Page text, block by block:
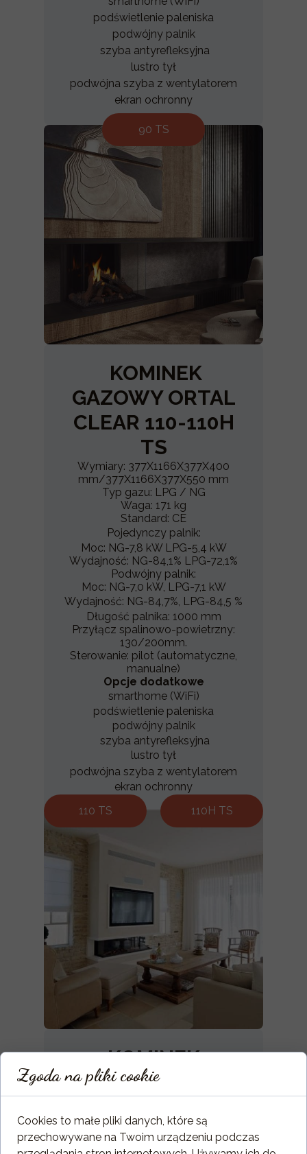
KOMINEK
GAZOWY ORTAL
TS
90 TS
110 TS 110H TS
podświetlenie paleniska
podwójny palnik
szyba antyrefleksyjna
lustro tył
podwójna szyba z wentylatorem
ekran ochronny
KOMINEK
GAZOWY ORTAL
CLEAR 110-110H
TS
Wymiary: 377X1166X377X400
mm/377X1166X377X550 mm
Typ gazu: LPG / NG
Waga: 171 kg
Standard: CE
Pojedynczy palnik:
Moc: NG-7,8 kW LPG-5,4 kW
Wydajność: NG-84,1% LPG-72,1%
Podwójny palnik:
Moc: NG-7,0 kW, LPG-7,1 kW
Wydajność: NG-84,7%, LPG-84,5 %
Długość palnika: 1000 mm
Przyłącz spalinowo-powietrzny:
130/200mm.
Sterowanie: pilot (automatyczne,
manualne)
Opcje dodatkowe
smarthome (WiFi)
podświetlenie paleniska
podwójny palnik
szyba antyrefleksyjna
lustro tył
podwójna szyba z wentylatorem
ekran ochronny
Zgoda na pliki cookie
Cookies to małe pliki danych, które są
przechowywane na Twoim urządzeniu podczas